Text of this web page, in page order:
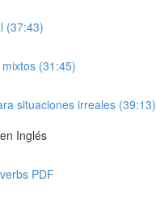
(37:43)
(31:45)
situaciones irreales (39:13)
Inglés
PDF